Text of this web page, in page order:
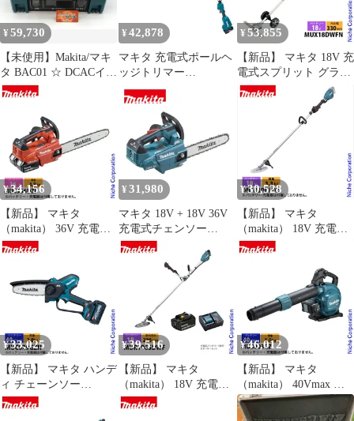
¥59,730
【未使用】Makita/マキ
タ BAC01 ☆ DCACイン
バータ 本体のみ【説明
[笠寺][M04]
¥ 42,878
マキタ 充電式ポールヘ
ッジトリマー
MUN501WDWF（バッ
テリー・充電器付）
¥ 53,855
【新品】 マキタ 18V 充
電式スプリット グラン
ドトリマ バッテリー・
充電器付き makita
MUX18DWFN 草刈機
草刈り機 電動 充電式
¥34,156
【新品】 マキタ
（makita） 36V 充電式
チェンソー 350mm25AP
MUC356DZF チェンソ
ー バッテリー式 充電式
¥ 31,980
マキタ 18V + 18V 36V
充電式チェンソー
MUC256DZF 青 本体の
み 250mm 25AP ブラシ
レス 切断機 園芸 makita
¥30,528
【新品】 マキタ
（makita） 18V 充電式
草刈機 ループハンドル
草刈機 刈払機 刈払い機
充電式 バッテリー式
¥33,025
【新品】 マキタ ハンデ
ィ チェーンソー
40Vmax 充電式ハンデ
¥39,516
【新品】 マキタ
（makita） 18V 充電式
草刈機 Uハンドル バッ
¥46,012
【新品】 マキタ
（makita） 40Vmax 充
電式ブロワ 本体のみ
MUB003GZ ブロア ブ